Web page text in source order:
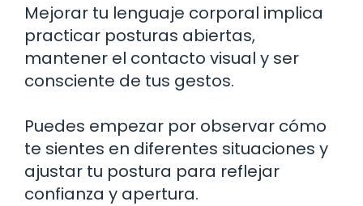
Mejorar tu lenguaje corporal implica
practicar posturas abiertas,
mantener el contacto visual y ser
consciente de tus gestos.
Puedes empezar por observar cómo
te sientes en diferentes situaciones y
ajustar tu postura para reflejar
confianza y apertura.